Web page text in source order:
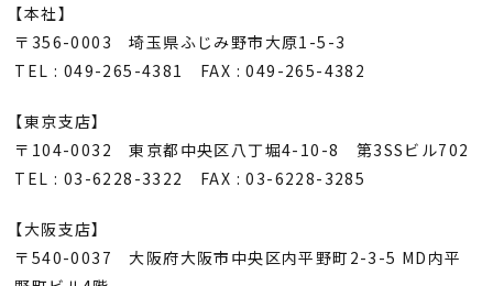
【本社】
〒356-0003 埼玉県ふじみ野市大原1-5-3
TEL : 049-265-4381 FAX : 049-265-4382
【東京支店】
〒104-0032 東京都中央区八丁堀4-10-8 第3SSビル702
TEL : 03-6228-3322 FAX : 03-6228-3285
【大阪支店】
〒540-0037 大阪府大阪市中央区内平野町2-3-5 MD内平